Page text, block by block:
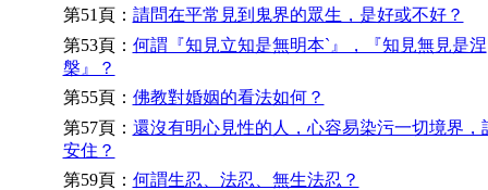
第51頁： 請問在平常見到鬼界的眾生，是好或不好？
第53頁： 何謂『知見立知是無明本`』，『知見無見是涅
槃』？
第55頁： 佛教對婚姻的看法如何？
第57頁： 還沒有明心見性的人，心容易染污一切境界，
安住？
第59頁： 何謂生忍、法忍、無生法忍？